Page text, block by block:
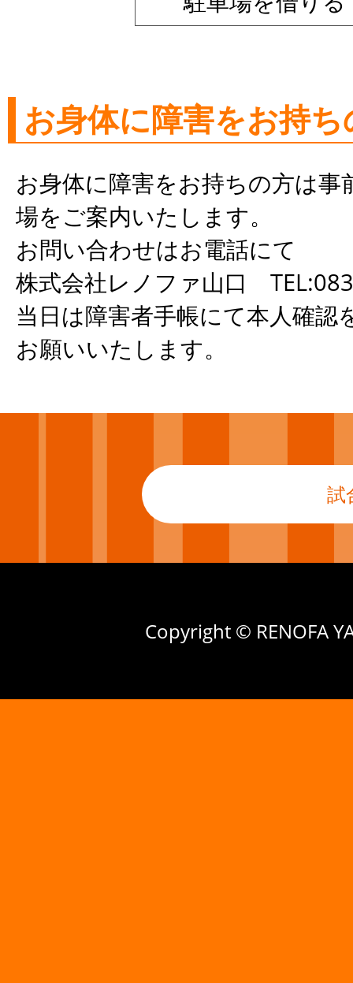
お身体に障害をお持ち
お身体に障害をお持ちの方は
場をご案内いたします。
お問い合わせはお電話にて
株式会社レノファ山口
当日は障害者手帳にて本人確
お願いいたします。
試
Copyright © RENOFA